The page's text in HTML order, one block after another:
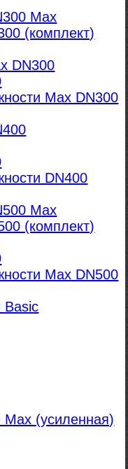
Max
(комплект)
DN300
Max DN300
DN400
Max
(комплект)
Max DN500
Basic
(усиленная)